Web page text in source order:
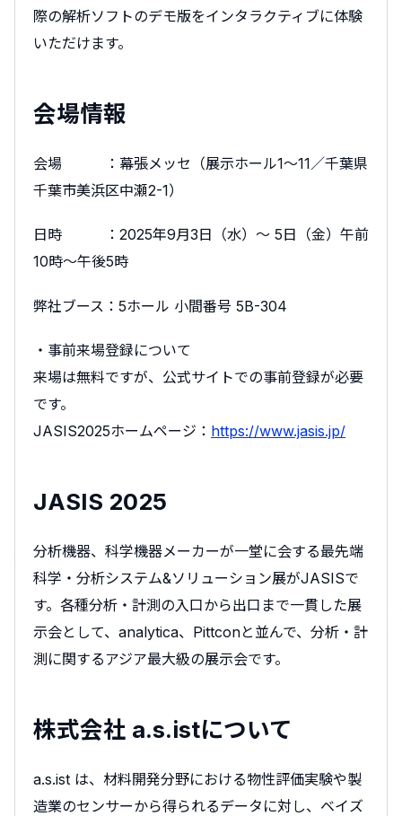
際の解析ソフトのデモ版をインタラクティブに体験
いただけます。
会場情報
会場 ：幕張メッセ（展示ホール1～11／千葉県
千葉市美浜区中瀬2-1）
日時 ：2025年9月3日（水）～ 5日（金）午前
10時～午後5時
弊社ブース：5ホール 小間番号 5B-304
・事前来場登録について
来場は無料ですが、公式サイトでの事前登録が必要
です。
JASIS2025ホームページ： https://www.jasis.jp/
JASIS 2025
分析機器、科学機器メーカーが一堂に会する最先端
科学・分析システム&ソリューション展がJASISで
す。各種分析・計測の入口から出口まで一貫した展
示会として、analytica、Pittconと並んで、分析・計
測に関するアジア最大級の展示会です。
株式会社 a.s.istについて
a.s.ist は、材料開発分野における物性評価実験や製
造業のセンサーから得られるデータに対し、ベイズ